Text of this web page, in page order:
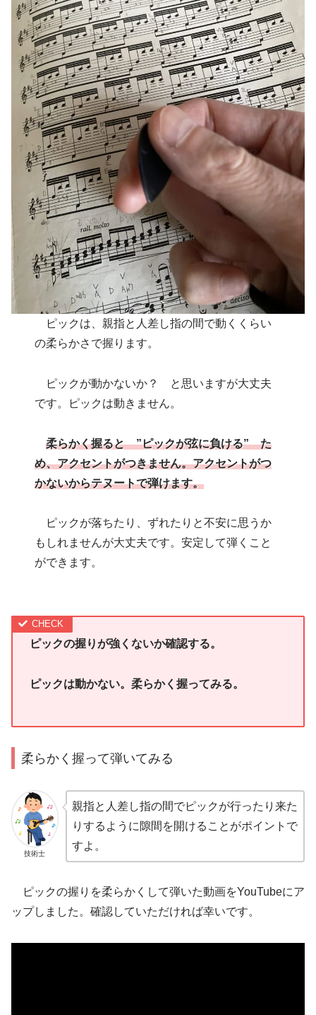
ピックは、親指と人差し指の間で動くくらい
の柔らかさで握ります。
ピックが動かないか？ と思いますが大丈夫
です。ピックは動きません。
柔らかく握ると ”ピックが弦に負ける” た
め、アクセントがつきません。アクセントがつ
かないからテヌートで弾けます。
ピックが落ちたり、ずれたりと不安に思うか
もしれませんが大丈夫です。安定して弾くこと
ができます。
ピックの握りが強くないか確認する。
ピックは動かない。柔らかく握ってみる。
柔らかく握って弾いてみる
技術士
親指と人差し指の間でピックが行ったり来た
りするように隙間を開けることがポイントで
すよ。
ピックの握りを柔らかくして弾いた動画をYouTubeにア
ップしました。確認していただければ幸いです。